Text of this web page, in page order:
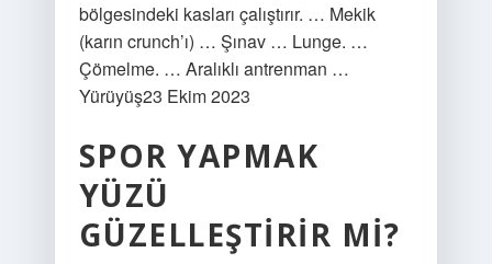
bölgesindeki kasları çalıştırır. … Mekik
(karın crunch’ı) … Şınav … Lunge. …
Çömelme. … Aralıklı antrenman …
Yürüyüş23 Ekim 2023
SPOR YAPMAK
YÜZÜ
GÜZELLEŞTIRIR MI?